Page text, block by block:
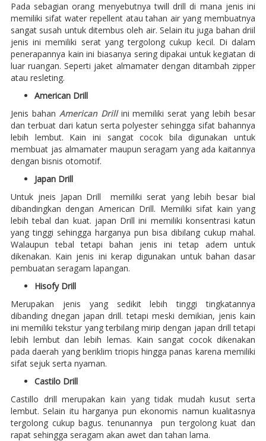
Pada sebagian orang menyebutnya twill drill di mana jenis ini
memiliki sifat water repellent atau tahan air yang membuatnya
sangat susah untuk ditembus oleh air. Selain itu juga bahan driil
jenis ini memiliki serat yang tergolong cukup kecil. Di dalam
penerapannya kain ini biasanya sering dipakai untuk kegiatan di
luar ruangan. Seperti jaket almamater dengan ditambah zipper
atau resleting.
American Drill
Jenis bahan American Drillini memiliki serat yang lebih besar
dan terbuat dari katun serta polyester sehingga sifat bahannya
lebih lembut. Kain ini sangat cocok bila digunakan untuk
membuat jas almamater maupun seragam yang ada kaitannya
dengan bisnis otomotif.
Japan Drill
Untuk jneis Japan Drill memiliki serat yang lebih besar bial
dibandingkan dengan American Drill. Memiliki sifat kain yang
lebih tebal dan kuat. japan Drill ini memiliki konsentrasi katun
yang tinggi sehingga harganya pun bisa dibilang cukup mahal.
Walaupun tebal tetapi bahan jenis ini tetap adem untuk
dikenakan. Kain jenis ini kerap digunakan untuk bahan dasar
pembuatan seragam lapangan.
Hisofy Drill
Merupakan jenis yang sedikit lebih tinggi tingkatannya
dibanding dnegan japan drill. tetapi meski demikian, jenis kain
ini memiliki tekstur yang terbilang mirip dengan japan drill tetapi
lebih lembut dan lebih lemas. Kain sangat cocok dikenakan
pada daerah yang beriklim triopis hingga panas karena memiliki
sifat sejuk serta nyaman.
Castilo Drill
Castillo drill merupakan kain yang tidak mudah kusut serta
lembut. Selain itu harganya pun ekonomis namun kualitasnya
tergolong cukup bagus. tenunannya pun tergolong kuat dan
rapat sehingga seragam akan awet dan tahan lama.